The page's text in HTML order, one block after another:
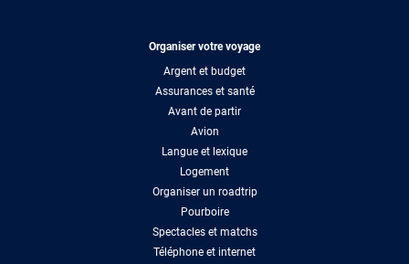
Organiser votre voyage
Argent et budget
Assurances et santé
Avant de partir
Avion
Langue et lexique
Logement
Organiser un roadtrip
Pourboire
Spectacles et matchs
Téléphone et internet